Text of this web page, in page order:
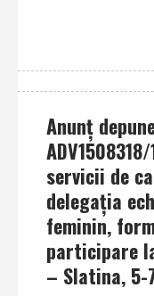
Anunţ
servicii de
delegaţia
feminin,
participare
– Slatina, 5-